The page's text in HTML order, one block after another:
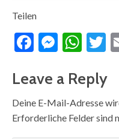
Teilen
Facebook
Leave a Reply
Deine E-Mail-Adresse
Erforderliche Felder sind